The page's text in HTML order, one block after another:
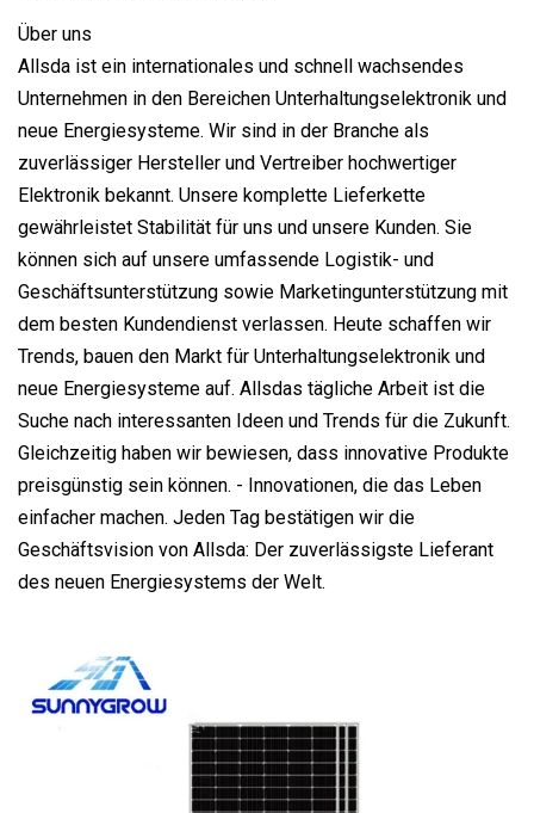
Über uns
Allsda ist ein internationales und schnell wachsendes
Unternehmen in den Bereichen Unterhaltungselektronik und
neue Energiesysteme. Wir sind in der Branche als
zuverlässiger Hersteller und Vertreiber hochwertiger
Elektronik bekannt. Unsere komplette Lieferkette
gewährleistet Stabilität für uns und unsere Kunden. Sie
können sich auf unsere umfassende Logistik- und
Geschäftsunterstützung sowie Marketingunterstützung mit
dem besten Kundendienst verlassen. Heute schaffen wir
Trends, bauen den Markt für Unterhaltungselektronik und
neue Energiesysteme auf. Allsdas tägliche Arbeit ist die
Suche nach interessanten Ideen und Trends für die Zukunft.
Gleichzeitig haben wir bewiesen, dass innovative Produkte
preisgünstig sein können. - Innovationen, die das Leben
einfacher machen. Jeden Tag bestätigen wir die
Geschäftsvision von Allsda: Der zuverlässigste Lieferant
des neuen Energiesystems der Welt.